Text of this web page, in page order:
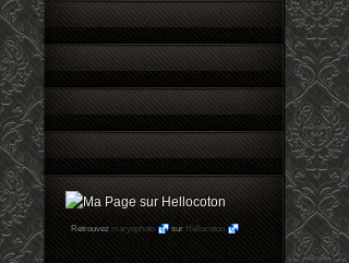
Retrouvez maryophoto sur Hellocoton